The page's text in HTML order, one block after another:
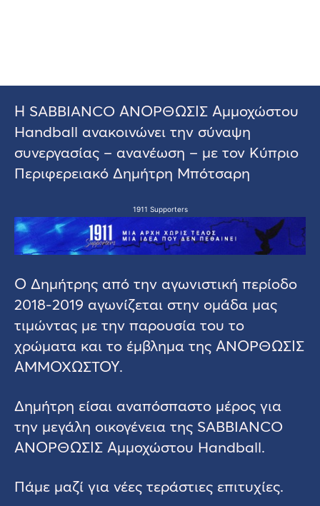
Η SABBIANCO ΑΝΟΡΘΩΣΙΣ Αμμοχώστου
Handball ανακοινώνει την σύναψη
συνεργασίας – ανανέωση – με τον Κύπριο
Περιφερειακό Δημήτρη Μπότσαρη
1911 Supporters
Ο Δημήτρης από την αγωνιστική περίοδο
2018-2019 αγωνίζεται στην ομάδα μας
τιμώντας με την παρουσία του το
χρώματα και το έμβλημα της ΑΝΟΡΘΩΣΙΣ
ΑΜΜΟΧΩΣΤΟΥ.
Δημήτρη είσαι αναπόσπαστο μέρος για
την μεγάλη οικογένεια της SABBIANCO
ΑΝΟΡΘΩΣΙΣ Αμμοχώστου Handball.
Πάμε μαζί για νέες τεράστιες επιτυχίες.